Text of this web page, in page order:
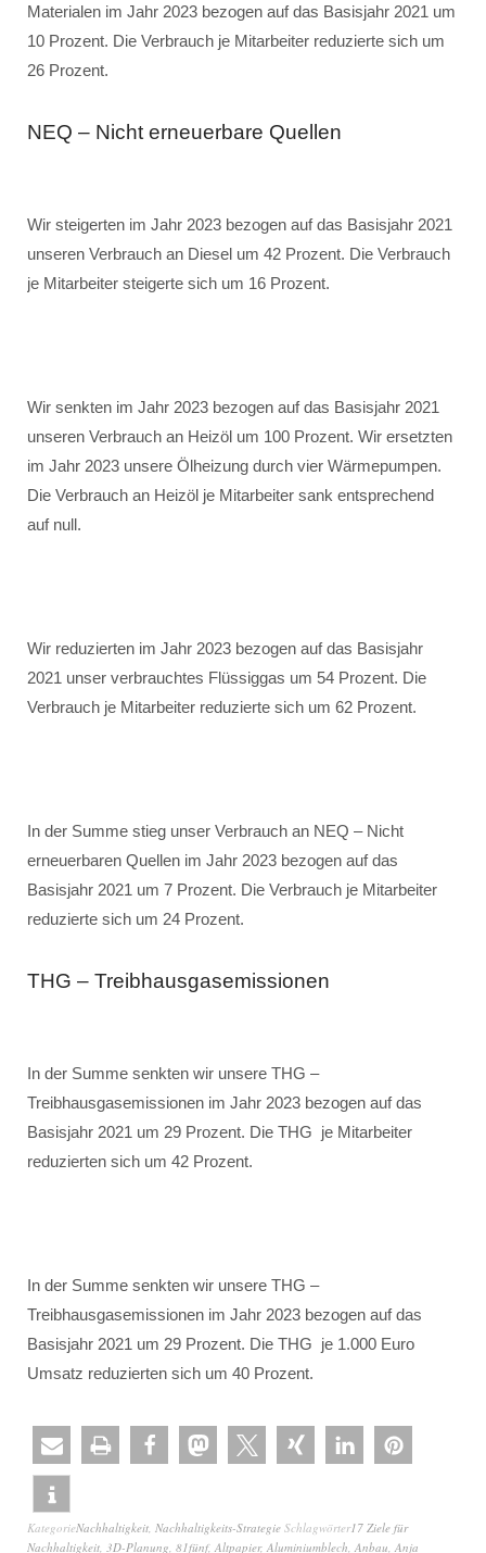
Materialen im Jahr 2023 bezogen auf das Basisjahr 2021 um
10 Prozent. Die Verbrauch je Mitarbeiter reduzierte sich um
26 Prozent.
NEQ – Nicht erneuerbare Quellen
Wir steigerten im Jahr 2023 bezogen auf das Basisjahr 2021
unseren Verbrauch an Diesel um 42 Prozent. Die Verbrauch
je Mitarbeiter steigerte sich um 16 Prozent.
Wir senkten im Jahr 2023 bezogen auf das Basisjahr 2021
unseren Verbrauch an Heizöl um 100 Prozent. Wir ersetzten
im Jahr 2023 unsere Ölheizung durch vier Wärmepumpen.
Die Verbrauch an Heizöl je Mitarbeiter sank entsprechend
auf null.
Wir reduzierten im Jahr 2023 bezogen auf das Basisjahr
2021 unser verbrauchtes Flüssiggas um 54 Prozent. Die
Verbrauch je Mitarbeiter reduzierte sich um 62 Prozent.
In der Summe stieg unser Verbrauch an NEQ – Nicht
erneuerbaren Quellen im Jahr 2023 bezogen auf das
Basisjahr 2021 um 7 Prozent. Die Verbrauch je Mitarbeiter
reduzierte sich um 24 Prozent.
THG – Treibhausgasemissionen
In der Summe senkten wir unsere THG –
Treibhausgasemissionen im Jahr 2023 bezogen auf das
Basisjahr 2021 um 29 Prozent. Die THG je Mitarbeiter
reduzierten sich um 42 Prozent.
In der Summe senkten wir unsere THG –
Treibhausgasemissionen im Jahr 2023 bezogen auf das
Basisjahr 2021 um 29 Prozent. Die THG je 1.000 Euro
Umsatz reduzierten sich um 40 Prozent.
KategorieNachhaltigkeit, Nachhaltigkeits-Strategie Schlagwörter17 Ziele für
Nachhaltigkeit, 3D-Planung, 81fünf, Altpapier, Aluminiumblech, Anbau, Anja